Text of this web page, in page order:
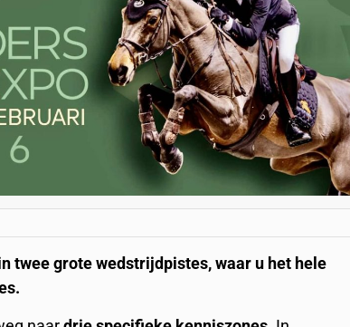
twee grote wedstrijdpistes, waar u het hele